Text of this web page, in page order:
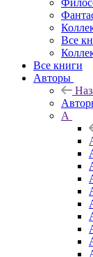
Все
Все книги
Авторы
А